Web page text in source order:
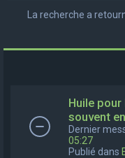
La recherche a
Huile
souvent
Dernier
05:27
Publié dans